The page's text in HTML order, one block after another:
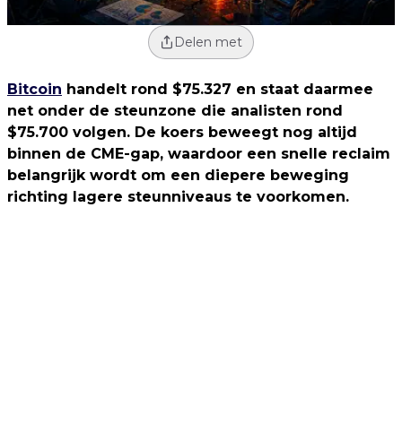
Delen met
Bitcoin handelt rond $75.327 en staat daarmee
net onder de steunzone die analisten rond
$75.700 volgen. De koers beweegt nog altijd
binnen de CME-gap, waardoor een snelle reclaim
belangrijk wordt om een diepere beweging
richting lagere steunniveaus te voorkomen.